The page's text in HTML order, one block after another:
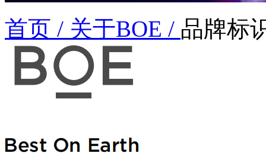
首页 / 关于BOE / 品牌标